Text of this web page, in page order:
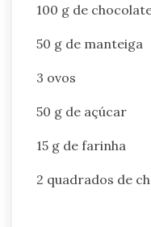
100 g de
50 g de manteiga
3 ovos
50 g de açúcar
15 g de farinha
2 quadrados de